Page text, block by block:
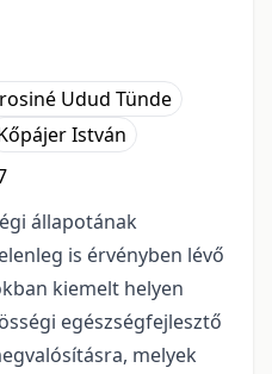
Udud Tünde
István
állapotának
is érvényben lévő
kiemelt helyen
egészségfejlesztő
melyek